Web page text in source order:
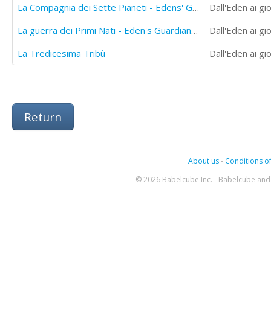
La Compagnia dei Sette Pianeti - Edens' Guardian Vol. 3
La guerra dei Primi Nati - Eden's Guardian Vol. 1
La Tredicesima Tribù
Return
About us- Conditions
© 2026 Babelcube Inc. - Babelcube